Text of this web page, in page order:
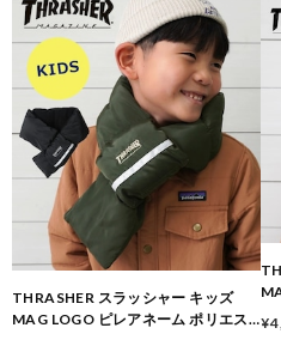
THRASHER スラッシャー キッズ
MAG LOGO ピレアネーム ポリエス